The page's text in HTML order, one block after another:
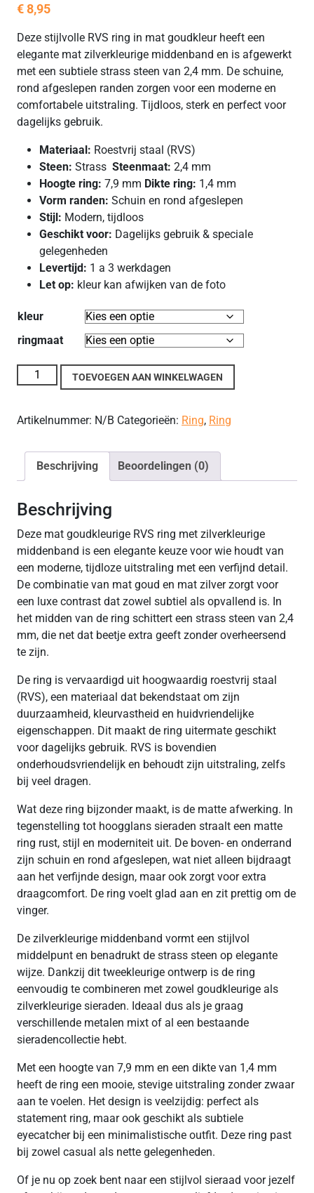
€8,95
Deze stijlvolle RVS ring in mat goudkleur heeft een
elegante mat zilverkleurige middenband en is afgewerkt
met een subtiele strass steen van 2,4 mm. De schuine,
rond afgeslepen randen zorgen voor een moderne en
comfortabele uitstraling. Tijdloos, sterk en perfect voor
dagelijks gebruik.
Materiaal: Roestvrij staal (RVS)
Steen: Strass Steenmaat: 2,4 mm
Hoogte ring: 7,9 mm Dikte ring: 1,4 mm
Vorm randen: Schuin en rond afgeslepen
Stijl: Modern, tijdloos
Geschikt voor: Dagelijks gebruik & speciale
gelegenheden
Levertijd: 1 a 3 werkdagen
Let op: kleur kan afwijken van de foto
kleur
ringmaat
RVS Ring Mat Goud/Zilver met Strass aantal
TOEVOEGEN AAN WINKELWAGEN
Artikelnummer: N/B Categorieën: Ring, Ring
Beschrijving Beoordelingen (0)
Beschrijving
Deze mat goudkleurige RVS ring met zilverkleurige
middenband is een elegante keuze voor wie houdt van
een moderne, tijdloze uitstraling met een verfijnd detail.
De combinatie van mat goud en mat zilver zorgt voor
een luxe contrast dat zowel subtiel als opvallend is. In
het midden van de ring schittert een strass steen van 2,4
mm, die net dat beetje extra geeft zonder overheersend
te zijn.
De ring is vervaardigd uit hoogwaardig roestvrij staal
(RVS), een materiaal dat bekendstaat om zijn
duurzaamheid, kleurvastheid en huidvriendelijke
eigenschappen. Dit maakt de ring uitermate geschikt
voor dagelijks gebruik. RVS is bovendien
onderhoudsvriendelijk en behoudt zijn uitstraling, zelfs
bij veel dragen.
Wat deze ring bijzonder maakt, is de matte afwerking. In
tegenstelling tot hoogglans sieraden straalt een matte
ring rust, stijl en moderniteit uit. De boven- en onderrand
zijn schuin en rond afgeslepen, wat niet alleen bijdraagt
aan het verfijnde design, maar ook zorgt voor extra
draagcomfort. De ring voelt glad aan en zit prettig om de
vinger.
De zilverkleurige middenband vormt een stijlvol
middelpunt en benadrukt de strass steen op elegante
wijze. Dankzij dit tweekleurige ontwerp is de ring
eenvoudig te combineren met zowel goudkleurige als
zilverkleurige sieraden. Ideaal dus als je graag
verschillende metalen mixt of al een bestaande
sieradencollectie hebt.
Met een hoogte van 7,9 mm en een dikte van 1,4 mm
heeft de ring een mooie, stevige uitstraling zonder zwaar
aan te voelen. Het design is veelzijdig: perfect als
statement ring, maar ook geschikt als subtiele
eyecatcher bij een minimalistische outfit. Deze ring past
bij zowel casual als nette gelegenheden.
Of je nu op zoek bent naar een stijlvol sieraad voor jezelf